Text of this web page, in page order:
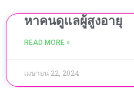
หาคนดูแลผู้สูงอายุ
READ MORE »
เมษายน 22, 2024